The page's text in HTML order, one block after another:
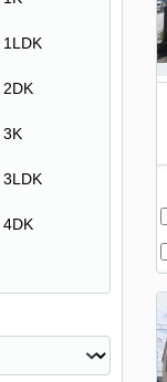
1LDK
2DK
3K
3LDK
4DK